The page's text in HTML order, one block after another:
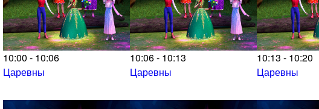
10:00 - 10:06
Царевны
10:06 - 10:13
Царевны
10:13 - 10:20
Царевны